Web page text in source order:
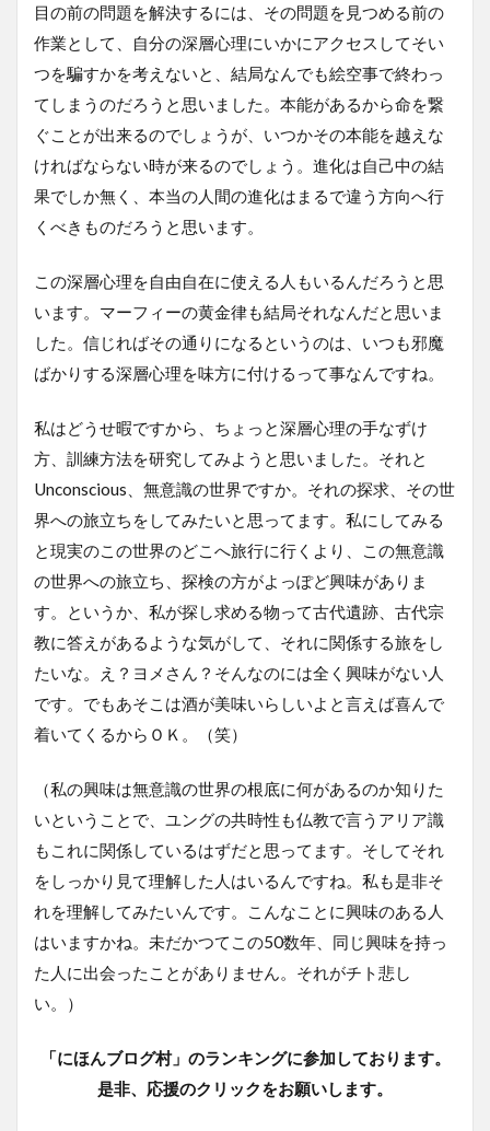
目の前の問題を解決するには、その問題を見つめる前の
作業として、自分の深層心理にいかにアクセスしてそい
つを騙すかを考えないと、結局なんでも絵空事で終わっ
てしまうのだろうと思いました。本能があるから命を繋
ぐことが出来るのでしょうが、いつかその本能を越えな
ければならない時が来るのでしょう。進化は自己中の結
果でしか無く、本当の人間の進化はまるで違う方向へ行
くべきものだろうと思います。
この深層心理を自由自在に使える人もいるんだろうと思
います。マーフィーの黄金律も結局それなんだと思いま
した。信じればその通りになるというのは、いつも邪魔
ばかりする深層心理を味方に付けるって事なんですね。
私はどうせ暇ですから、ちょっと深層心理の手なずけ
方、訓練方法を研究してみようと思いました。それと
Unconscious、無意識の世界ですか。それの探求、その世
界への旅立ちをしてみたいと思ってます。私にしてみる
と現実のこの世界のどこへ旅行に行くより、この無意識
の世界への旅立ち、探検の方がよっぽど興味がありま
す。というか、私が探し求める物って古代遺跡、古代宗
教に答えがあるような気がして、それに関係する旅をし
たいな。え？ヨメさん？そんなのには全く興味がない人
です。でもあそこは酒が美味いらしいよと言えば喜んで
着いてくるからＯＫ。（笑）
（私の興味は無意識の世界の根底に何があるのか知りた
いということで、ユングの共時性も仏教で言うアリア識
もこれに関係しているはずだと思ってます。そしてそれ
をしっかり見て理解した人はいるんですね。私も是非そ
れを理解してみたいんです。こんなことに興味のある人
はいますかね。未だかつてこの50数年、同じ興味を持っ
た人に出会ったことがありません。それがチト悲し
い。）
「にほんブログ村」のランキングに参加しております。
是非、応援のクリックをお願いします。